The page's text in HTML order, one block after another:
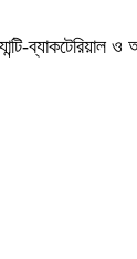
ব্যাকটেরিয়াল